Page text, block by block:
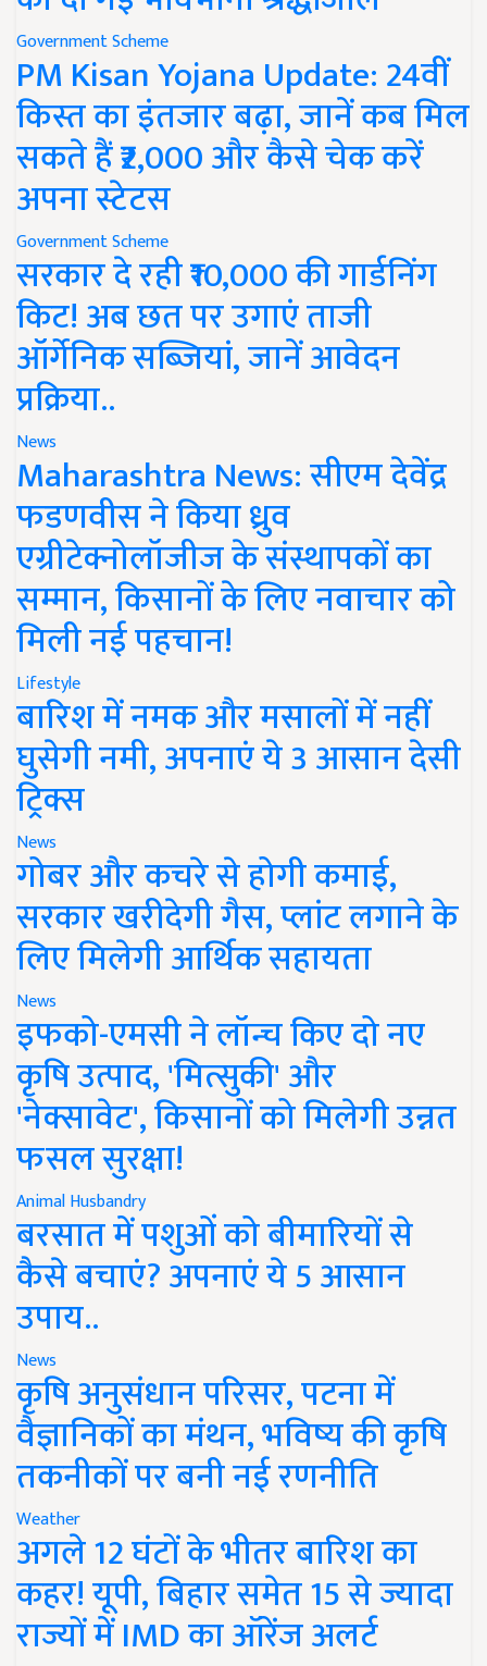
Government Scheme
PM Kisan Yojana Update: 24वीं
किस्त का इंतजार बढ़ा, जानें कब मिल
सकते हैं ₹2,000 और कैसे चेक करें
अपना स्टेटस
Government Scheme
सरकार दे रही ₹10,000 की गार्डनिंग
किट! अब छत पर उगाएं ताजी
ऑर्गेनिक सब्जियां, जानें आवेदन
प्रक्रिया..
News
Maharashtra News: सीएम देवेंद्र
फडणवीस ने किया ध्रुव
एग्रीटेक्नोलॉजीज के संस्थापकों का
सम्मान, किसानों के लिए नवाचार को
मिली नई पहचान!
Lifestyle
बारिश में नमक और मसालों में नहीं
घुसेगी नमी, अपनाएं ये 3 आसान देसी
ट्रिक्स
News
गोबर और कचरे से होगी कमाई,
सरकार खरीदेगी गैस, प्लांट लगाने के
लिए मिलेगी आर्थिक सहायता
News
इफको-एमसी ने लॉन्च किए दो नए
कृषि उत्पाद, 'मित्सुकी' और
'नेक्सावेट', किसानों को मिलेगी उन्नत
फसल सुरक्षा!
Animal Husbandry
बरसात में पशुओं को बीमारियों से
कैसे बचाएं? अपनाएं ये 5 आसान
उपाय..
News
कृषि अनुसंधान परिसर, पटना में
वैज्ञानिकों का मंथन, भविष्य की कृषि
तकनीकों पर बनी नई रणनीति
Weather
अगले 12 घंटों के भीतर बारिश का
कहर! यूपी, बिहार समेत 15 से ज्यादा
राज्यों में IMD का ऑरेंज अलर्ट